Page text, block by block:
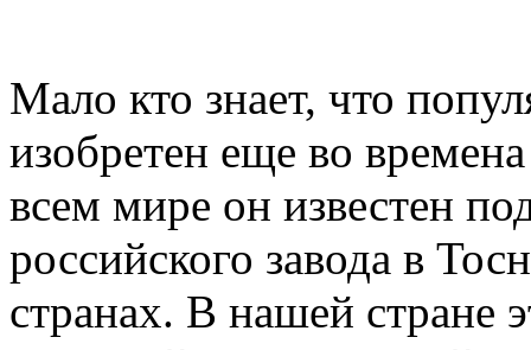
Мало кто знает, что
изобретен еще во
всем мире он известен
российского завода в
странах. В нашей стране